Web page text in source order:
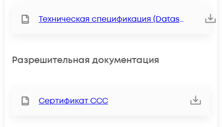
Техническая спецификация (Datasheet)
Разрешительная документация
Сертификат ССС